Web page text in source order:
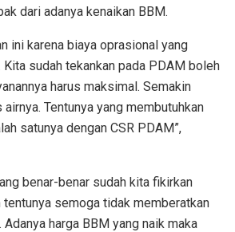
dari adanya kenaikan BBM.
ini karena biaya oprasional yang
Kita sudah tekankan pada PDAM boleh
harus maksimal. Semakin
Tentunya yang membutuhkan
satunya dengan CSR PDAM”,
benar-benar sudah kita fikirkan
tentunya semoga tidak memberatkan
harga BBM yang naik maka